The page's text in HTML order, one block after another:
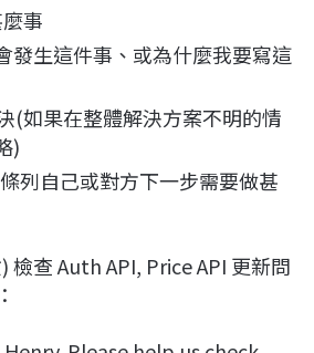
事
發生這件事、或為什麼我要寫這
(如果在整體解決方案不明的情
)
列自己或對方下一步需要做甚
檢查 Auth API, Price API 更新問